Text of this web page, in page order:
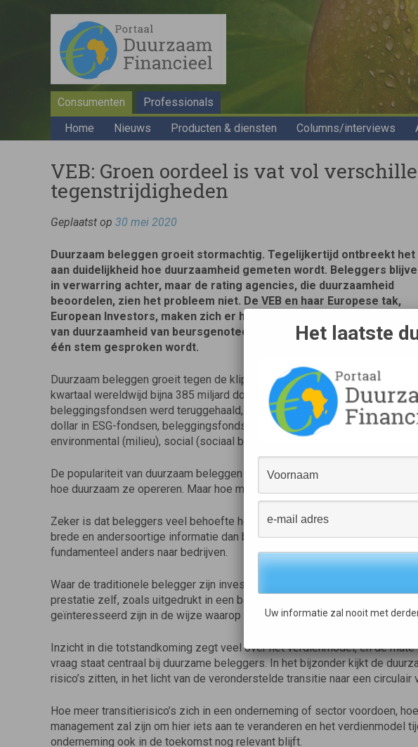
Consumenten
Professionals
Home
Nieuws Producten & diensten Columns/interviews
VEB: Groen oordeel is vat vol
tegenstrijdigheden
Geplaatst op 30 mei 2020
Duurzaam beleggen groeit stormachtig. Tegelijkertijd ontbreekt het
aan duidelijkheid hoe duurzaamheid gemeten wordt. Beleggers
in verwarring achter, maar de rating agencies, die duurzaamheid
beoordelen, zien het probleem niet. De VEB en haar Europese tak,
European Investors, maken zich er hard voor dat in beoordelingen
van duurzaamheid van beursgenoteerde ondernemingen meer met
één stem gesproken wordt.
Duurzaam beleggen groeit tegen de klippen op. Terwijl in het eerste
kwartaal wereldwijd bijna 385 miljard dollar aan kapitaal uit
beleggingsfondsen werd teruggehaald, stroomde juist meer dan 45 miljard
dollar in ESG-fondsen, beleggingsfondsen dus die zich toeleggen op
environmental (milieu), social (sociaal beleid) en governance (goed
De populariteit van duurzaam beleggen maakt het voor ondernemingen
hoe duurzaam ze opereren. Maar hoe maak je dat de markt duidelijk?
Zeker is dat beleggers veel behoefte hebben aan duidelijkheid. Rekening
brede en andersoortige informatie dan bij de traditionele fundamentele
fundamenteel anders naar bedrijven.
Waar de traditionele belegger zijn investering in een onderneming vooral
prestatie zelf, zoals uitgedrukt in een balans of in een winstcijfer, daar zal
geïnteresseerd zijn in de wijze waarop die prestaties tot stand kwamen.
Inzicht in die totstandkoming zegt veel over het verdienmodel, en de
vraag staat centraal bij duurzame beleggers. In het bijzonder kijkt de
risico’s zitten, in het licht van de veronderstelde transitie naar een circulair
Hoe meer transitierisico’s zich in een onderneming of sector voordoen,
management zal zijn om hier iets aan te veranderen en het verdienmodel
onderneming ook in de toekomst nog relevant blijft.
Het laatste
Uw informatie zal nooit met